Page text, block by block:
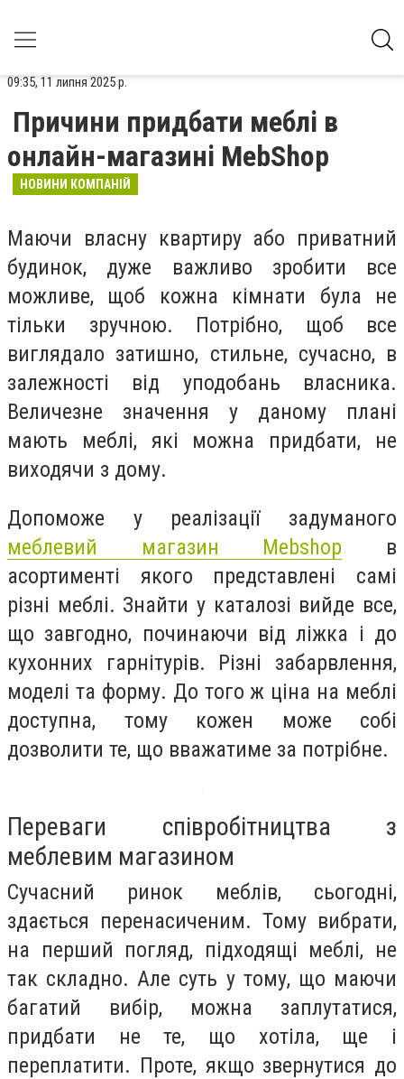
09:35, 11 липня 2025 р.
Причини придбати меблі в
онлайн-магазині MebShop
НОВИНИ КОМПАНІЙ
Маючи власну квартиру або приватний
будинок, дуже важливо зробити все
можливе, щоб кожна кімнати була не
тільки зручною. Потрібно, щоб все
виглядало затишно, стильне, сучасно, в
залежності від уподобань власника.
Величезне значення у даному плані
мають меблі, які можна придбати, не
виходячи з дому.
Допоможе у реалізації задуманого
меблевий магазин Mebshop в
асортименті якого представлені самі
різні меблі. Знайти у каталозі вийде все,
що завгодно, починаючи від ліжка і до
кухонних гарнітурів. Різні забарвлення,
моделі та форму. До того ж ціна на меблі
доступна, тому кожен може собі
дозволити те, що вважатиме за потрібне.
Переваги співробітництва з
меблевим магазином
Сучасний ринок меблів, сьогодні,
здається перенасиченим. Тому вибрати,
на перший погляд, підходящі меблі, не
так складно. Але суть у тому, що маючи
багатий вибір, можна заплутатися,
придбати не те, що хотіла, ще і
переплатити. Проте, якщо звернутися до